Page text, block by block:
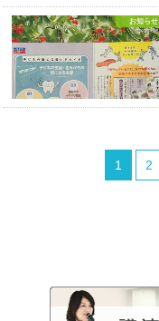
お知らせ
1 2